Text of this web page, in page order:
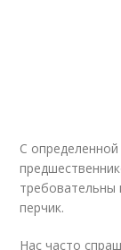
С
требовательны
перчик.
Нас часто